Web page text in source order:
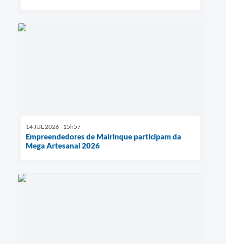
14 JUL 2026 - 15h57
Empreendedores de Mairinque participam da
Mega Artesanal 2026